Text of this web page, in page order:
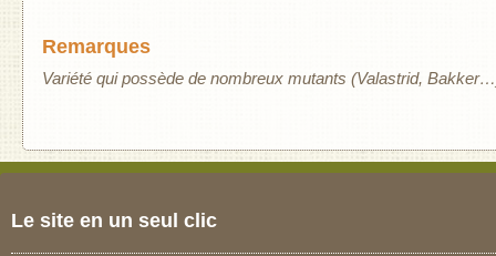
Remarques
Variété qui possède de nombreux mutants (Valastrid,
Le site en un seul clic